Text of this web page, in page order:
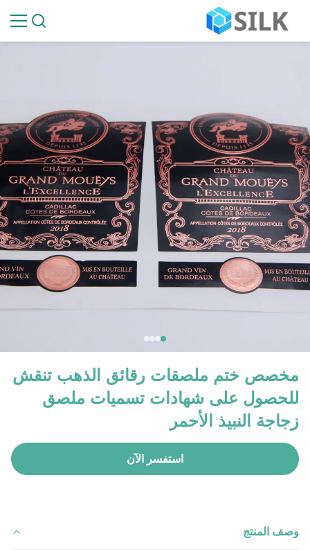
مخصص ختم ملصقات رقائق الذهب تنقش
للحصول على شهادات تسميات ملصق
زجاجة النبيذ الأحمر
استفسر الآن
وصف المنتج